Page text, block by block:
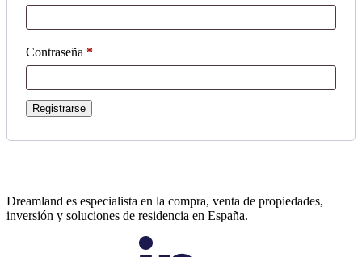
Contraseña *
Registrarse
Dreamland es especialista en la compra, venta de propiedades,
inversión y soluciones de residencia en España.